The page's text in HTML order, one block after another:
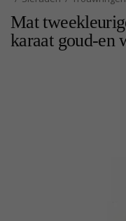
Mat
karaat goud-en